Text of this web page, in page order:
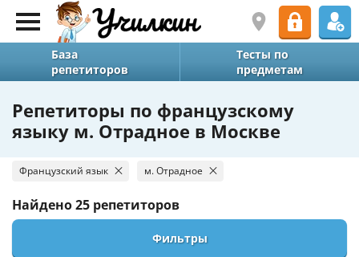
База
репетиторов
Тесты по
предметам
Репетиторы по французскому
языку м. Отрадное в Москве
Французский язык м. Отрадное
Найдено25 репетиторов
Фильтры